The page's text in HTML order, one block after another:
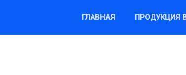
ГЛАВНАЯ ПРОДУКЦИЯ